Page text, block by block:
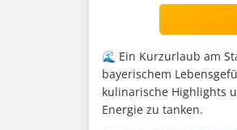
🌊 Ein Kurzurlaub am
bayerischem
kulinarische Highlights
Energie zu tanken.